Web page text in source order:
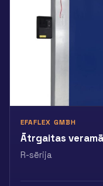
EFAFLEX GMBH
Ātrgaitas
R-sērija